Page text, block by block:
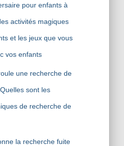
pour enfants à
activités magiques
et les jeux que vous
vos enfants
une recherche de
Quelles sont les
de recherche de
la recherche fuite